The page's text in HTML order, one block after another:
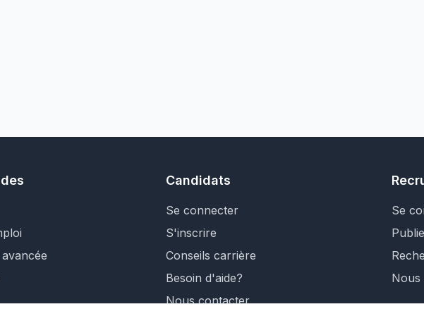
Candidats
Se connecter
S'inscrire
Conseils carrière
Besoin d'aide?
Nous contacter
Se
Nous